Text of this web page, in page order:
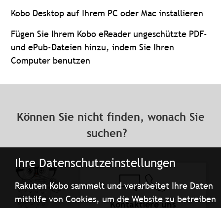
Ihre Datenschutzeinstellungen
Rakuten Kobo sammelt und verarbeitet Ihre Daten
mithilfe von Cookies, um die Website zu betreiben
Kobo Desktop auf Ihrem PC oder Mac installieren
Fügen Sie Ihrem Kobo eReader ungeschützte PDF-
und ePub-Dateien hinzu, indem Sie Ihren
Computer benutzen
Können Sie nicht finden, wonach Sie
suchen?
Kontaktiere uns